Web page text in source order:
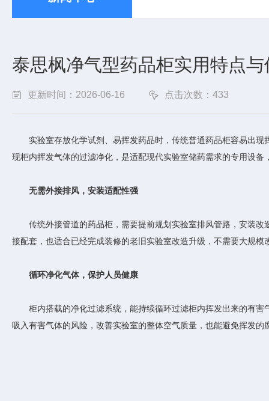
泰思枫净气型药品柜实用特点
更新时间：2026-06-16 点击次数：433
实验室存放化学试剂、易挥发药品时，传统普通药品柜容易出现
现柜内挥发气体的过滤净化，是适配现代实验室储药需求的专用设备
无需外接排风，安装适配性强
传统外接管道的药品柜，需要提前规划实验室排风管路，安装改
接配套，也适合已经完成装修的老旧实验室改造升级，不需要大规
循环净化气体，保护人员健康
柜内搭载的净化过滤系统，能持续循环过滤柜内挥发出来的有害
吸入有害气体的风险，改善实验室的整体空气质量，也能避免挥发